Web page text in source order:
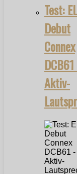
Test:
Debut
Connex
Aktiv-